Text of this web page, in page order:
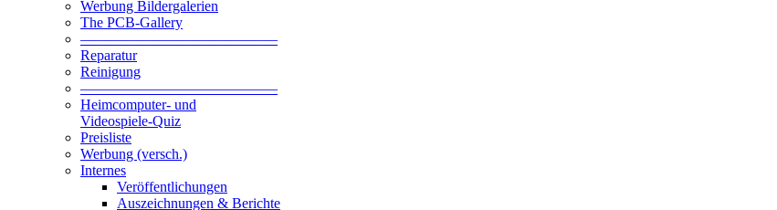
Werbung Bildergalerien
The PCB-Gallery
—————————————–
Reparatur
Reinigung
—————————————–
Heimcomputer- und
Videospiele-Quiz
Preisliste
Werbung (versch.)
Internes
Veröffentlichungen
Auszeichnungen & Berichte